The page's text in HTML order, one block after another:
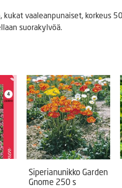
vaaleanpunaiset, korkeus
suorakylvöä.
Siperianunikko Garden
Gnome 250 s